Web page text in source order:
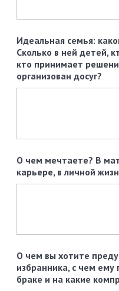
Идеальная семья:
Сколько в ней детей,
кто принимает
организован досуг?
О чем мечтаете? В
карьере, в личной
О чем вы хотите
избранника, с чем ему
браке и на какие